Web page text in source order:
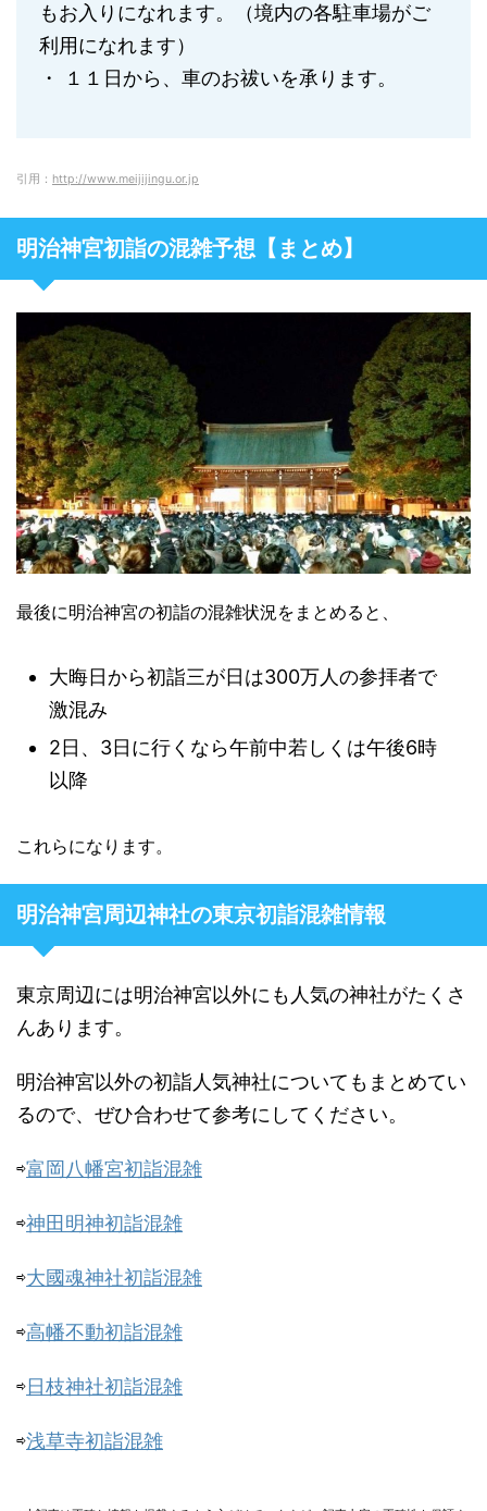
もお入りになれます。（境内の各駐車場がご
利用になれます）
・ １１日から、車のお祓いを承ります。
引用： http://www.meijijingu.or.jp
明治神宮初詣の混雑予想【まとめ】
最後に明治神宮の初詣の混雑状況をまとめると、
大晦日から初詣三が日は300万人の参拝者で
激混み
2日、3日に行くなら午前中若しくは午後6時
以降
これらになります。
明治神宮周辺神社の東京初詣混雑情報
東京周辺には明治神宮以外にも人気の神社がたくさ
んあります。
明治神宮以外の初詣人気神社についてもまとめてい
るので、ぜひ合わせて参考にしてください。
⇨富岡八幡宮初詣混雑
⇨神田明神初詣混雑
⇨大國魂神社初詣混雑
⇨高幡不動初詣混雑
⇨日枝神社初詣混雑
⇨浅草寺初詣混雑